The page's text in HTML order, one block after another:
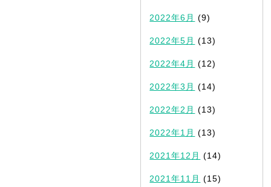
2022年6月 (9)
2022年5月 (13)
2022年4月 (12)
2022年3月 (14)
2022年2月 (13)
2022年1月 (13)
2021年12月 (14)
2021年11月 (15)